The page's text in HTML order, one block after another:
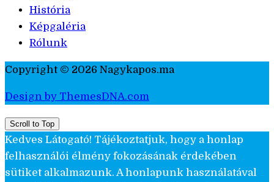
História
Képgaléria
Rólunk
Copyright © 2026 Nagykapos.ma
Design by ThemesDNA.com
Scroll to Top
Kedves Látogató! Tájékoztatjuk, hogy a honlap
felhasználói élmény fokozásának érdekében
sütiket alkalmazunk. A honlapunk használatával